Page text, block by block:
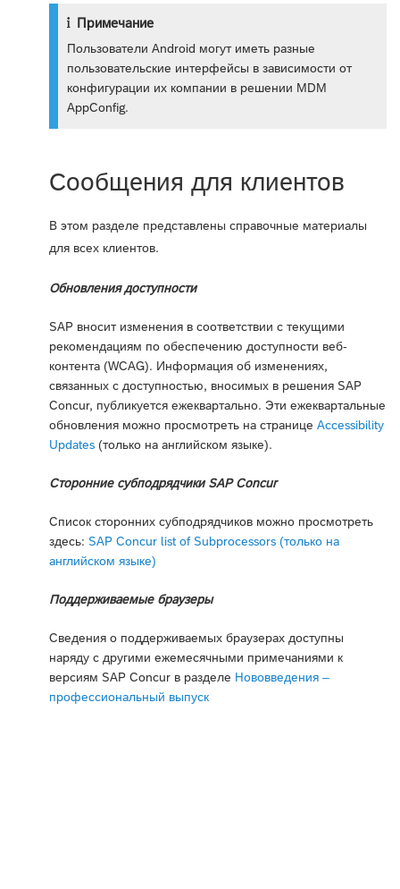
Примечание
Пользователи Android могут иметь разные
пользовательские интерфейсы в зависимости от
конфигурации их компании в решении MDM
AppConfig.
Сообщения для клиентов
В этом разделе представлены справочные материалы
для всех клиентов.
Обновления доступности
SAP вносит изменения в соответствии с текущими
рекомендациям по обеспечению доступности веб-
контента (WCAG). Информация об изменениях,
связанных с доступностью, вносимых в решения SAP
Concur, публикуется ежеквартально. Эти ежеквартальные
обновления можно просмотреть на странице Accessibility
Updates (только на английском языке).
Сторонние субподрядчики SAP Concur
Список сторонних субподрядчиков можно просмотреть
здесь: SAP Concur list of Subprocessors (только на
английском языке)
Поддерживаемые браузеры
Сведения о поддерживаемых браузерах доступны
наряду с другими ежемесячными примечаниями к
версиям SAP Concur в разделе Нововведения –
профессиональный выпуск